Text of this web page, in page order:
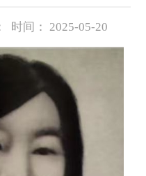
时间： 2025-05-20